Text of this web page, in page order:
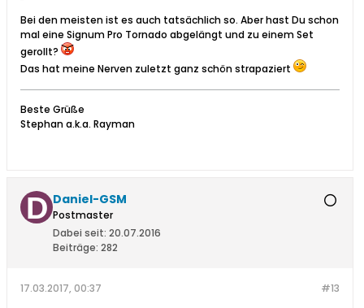
Bei den meisten ist es auch tatsächlich so. Aber hast Du schon
mal eine Signum Pro Tornado abgelängt und zu einem Set
gerollt?
Das hat meine Nerven zuletzt ganz schön strapaziert
Beste Grüße
Stephan a.k.a. Rayman
Daniel-GSM
Postmaster
Dabei seit: 20.07.2016
Beiträge: 282
#13
17.03.2017, 00:37